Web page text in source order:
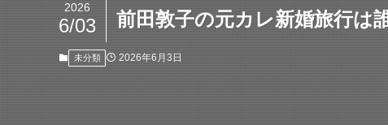
前田敦子の元カレ新婚旅行は
2026
6/03
未分類 2026年6月3日